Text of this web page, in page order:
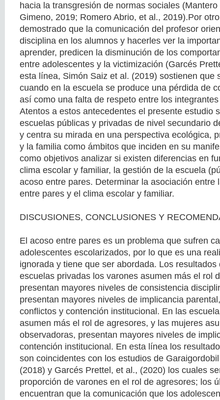
hacia la transgresión de normas sociales
Gimeno, 2019; Romero Abrio, et al., 2019).Por
demostrado que la comunicación del profesor
disciplina en los alumnos y hacerles ver la
aprender, predicen la disminución de los
entre adolescentes y la victimización (Garcés
esta línea, Simón Saiz et al. (2019) sostienen que
cuando en la escuela se produce una pérdida de
así como una falta de respeto entre los
Atentos a estos antecedentes el presente estudio
escuelas públicas y privadas de nivel secundario
y centra su mirada en una perspectiva ecológica,
y la familia como ámbitos que inciden en su
como objetivos analizar si existen diferencias en
clima escolar y familiar, la gestión de la escuela
acoso entre pares. Determinar la asociación entre
entre pares y el clima escolar y familiar.
DISCUSIONES, CONCLUSIONES Y
El acoso entre pares es un problema que sufren
adolescentes escolarizados, por lo que es una
ignorada y tiene que ser abordada. Los
escuelas privadas los varones asumen más el rol
presentan mayores niveles de consistencia
presentan mayores niveles de implicancia
conflictos y contención institucional. En las
asumen más el rol de agresores, y las mujeres
observadoras, presentan mayores niveles de
contención institucional. En esta línea los
son coincidentes con los estudios de
(2018) y Garcés Prettel, et al., (2020) los cuales
proporción de varones en el rol de agresores; los
encuentran que la comunicación que los